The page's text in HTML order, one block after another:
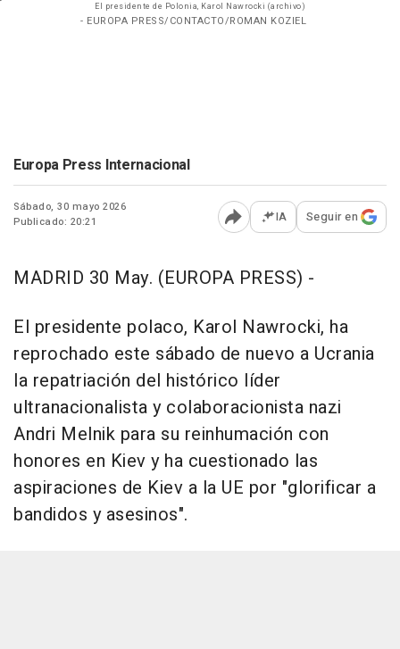
El presidente de Polonia, Karol Nawrocki (archivo)
- EUROPA PRESS/CONTACTO/ROMAN KOZIEL
Europa Press Internacional
Sábado, 30 mayo 2026
Publicado: 20:21
Abrir opciones para
IA Seguir en
MADRID 30 May. (EUROPA PRESS) -
El presidente polaco, Karol Nawrocki, ha
reprochado este sábado de nuevo a Ucrania
la repatriación del histórico líder
ultranacionalista y colaboracionista nazi
Andri Melnik para su reinhumación con
honores en Kiev y ha cuestionado las
aspiraciones de Kiev a la UE por "glorificar a
bandidos y asesinos".